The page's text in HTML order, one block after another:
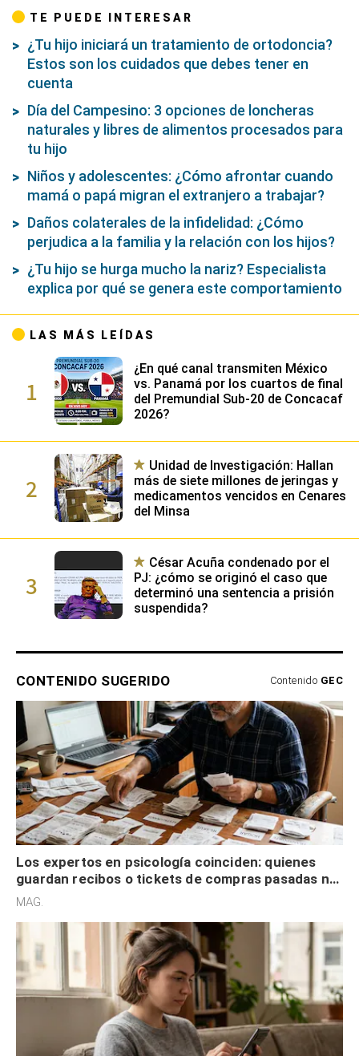
TE PUEDE INTERESAR
¿Tu hijo iniciará un tratamiento de ortodoncia?
Estos son los cuidados que debes tener en
cuenta
Día del Campesino: 3 opciones de loncheras
naturales y libres de alimentos procesados para
tu hijo
Niños y adolescentes: ¿Cómo afrontar cuando
mamá o papá migran el extranjero a trabajar?
Daños colaterales de la infidelidad: ¿Cómo
perjudica a la familia y la relación con los hijos?
¿Tu hijo se hurga mucho la nariz? Especialista
explica por qué se genera este comportamiento
LAS MÁS LEÍDAS
1
¿En qué canal transmiten México
vs. Panamá por los cuartos de final
del Premundial Sub-20 de Concacaf
2026?
2
Unidad de Investigación: Hallan
más de siete millones de jeringas y
medicamentos vencidos en Cenares
del Minsa
3
César Acuña condenado por el
PJ: ¿cómo se originó el caso que
determinó una sentencia a prisión
suspendida?
CONTENIDO SUGERIDO Contenido GEC
Los expertos en psicología coinciden: quienes
guardan recibos o tickets de compras pasadas no
son acumuladores, sino que tienen necesidad de
MAG.